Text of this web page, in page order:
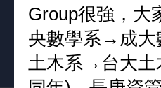
Group很強，大
央數學系→成大
土木系→台大土